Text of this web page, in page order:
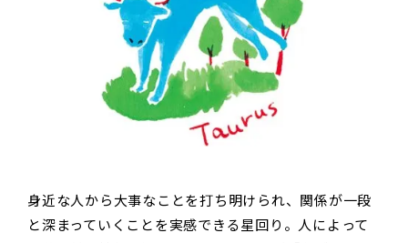
身近な人から大事なことを打ち明けられ、関係が一段
と深まっていくことを実感できる星回り。人によって